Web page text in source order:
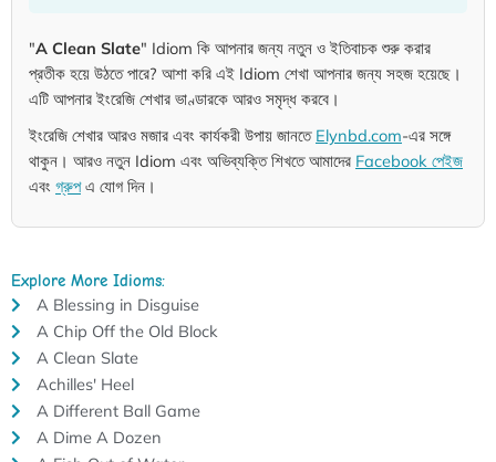
"A Clean Slate" Idiom কি আপনার জন্য নতুন ও ইতিবাচক শুরু করার
প্রতীক হয়ে উঠতে পারে? আশা করি এই Idiom শেখা আপনার জন্য সহজ হয়েছে।
এটি আপনার ইংরেজি শেখার ভাণ্ডারকে আরও সমৃদ্ধ করবে।
ইংরেজি শেখার আরও মজার এবং কার্যকরী উপায় জানতে Elynbd.com-এর সঙ্গে
থাকুন। আরও নতুন Idiom এবং অভিব্যক্তি শিখতে আমাদের Facebook পেইজ
এবং গ্রুপএ যোগ দিন।
Explore More Idioms:
A Blessing in Disguise
A Chip Off the Old Block
A Clean Slate
Achilles' Heel
A Different Ball Game
A Dime A Dozen